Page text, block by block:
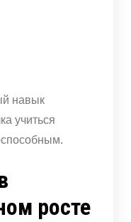
навык
учиться
росте